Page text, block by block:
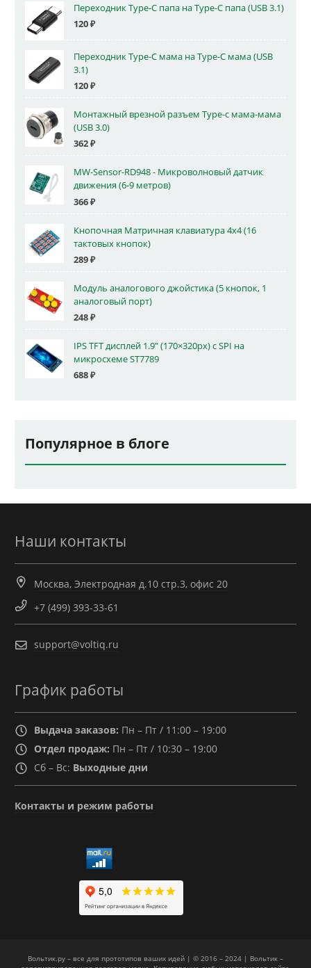
Переходник Type-C папа на Type-C папа (USB 3.1)
120₽
Переходник Type-C мама на Type-C мама (USB
3.1)
120₽
Монтажный врезной разъем Type-c мама-мама
(USB 3.0)
362₽
MW-Sensor-RD948 - Микроволновый датчик
движения (6-9 метров)
366₽
Кнопочная Матричная клавиатура 4x4 (16
тактовых кнопок)
289₽
Модуль аналогового джойстика (5 кнопок, 1
аналоговый порт)
248₽
IPS TFT дисплей 1.9" (170×320px) с SPI на
микросхеме ST7789
688₽
Популярное в блоге
Наши контакты
Москва, Электродная д.10 стр.3, офис 20
+7 (499) 393-33-61
support@voltiq.ru
График работы
Выдача заказов: Пн – Пт / 11:00 – 19:00
Отдел продаж: Пн – Пт / 10:30 – 19:00
Сб – Вс: Выходные дни
Контакты и режим работы
Вольтик.ру – все для прототипов ваших идей | © 2016 – 2024 | Вольтик –